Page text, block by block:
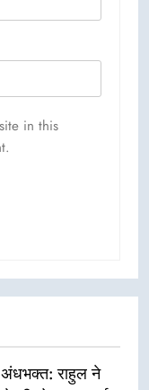
in this
राहुल ने